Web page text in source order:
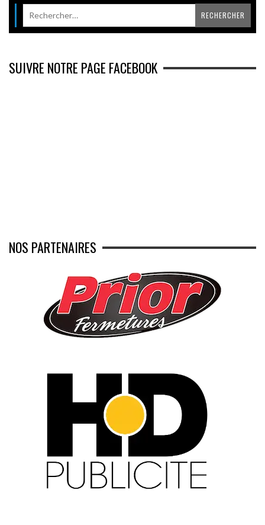
SUIVRE NOTRE PAGE FACEBOOK
NOS PARTENAIRES